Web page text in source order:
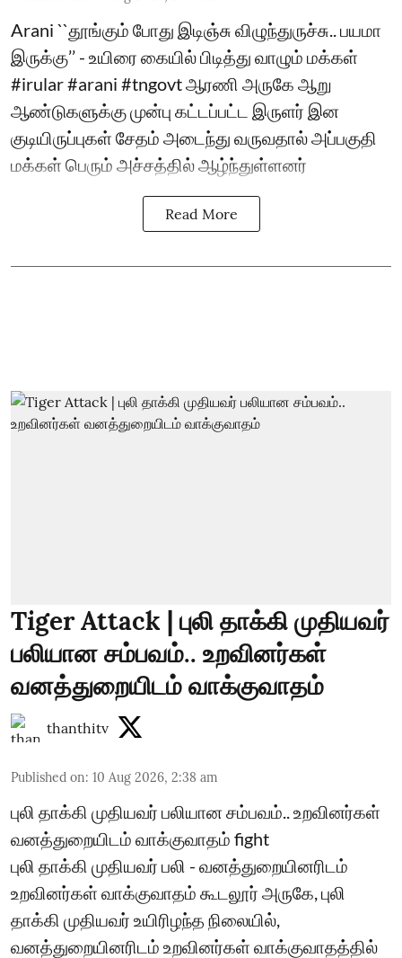
Arani ``தூங்கும் போது இடிஞ்சு விழுந்துருச்சு.. பயமா
இருக்கு’’ - உயிரை கையில் பிடித்து வாழும் மக்கள்
#irular #arani #tngovt ஆரணி அருகே ஆறு
ஆண்டுகளுக்கு முன்பு கட்டப்பட்ட இருளர் இன
குடியிருப்புகள் சேதம் அடைந்து வருவதால் அப்பகுதி
மக்கள் பெரும் அச்சத்தில் ஆழ்ந்துள்ளனர்
Read More
Tiger Attack | புலி தாக்கி முதியவர்
பலியான சம்பவம்.. உறவினர்கள்
வனத்துறையிடம் வாக்குவாதம்
thanthitv
Published on: 10 Aug 2026, 2:38 am
புலி தாக்கி முதியவர் பலியான சம்பவம்.. உறவினர்கள்
வனத்துறையிடம் வாக்குவாதம் fight
புலி தாக்கி முதியவர் பலி - வனத்துறையினரிடம்
உறவினர்கள் வாக்குவாதம் கூடலூர் அருகே, புலி
தாக்கி முதியவர் உயிரிழந்த நிலையில்,
வனத்துறையினரிடம் உறவினர்கள் வாக்குவாதத்தில்